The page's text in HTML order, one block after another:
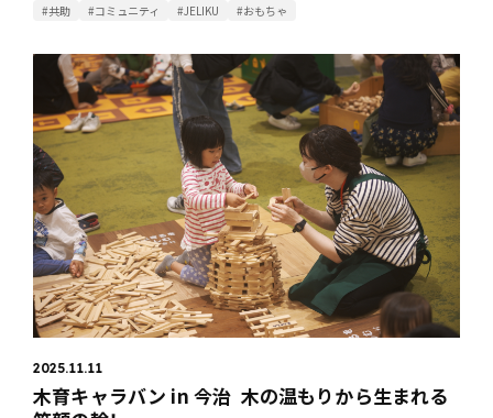
#共助 #コミュニティ #JELIKU #おもちゃ
2025.11.11
木育キャラバン in 今治 木の温もりから生まれる